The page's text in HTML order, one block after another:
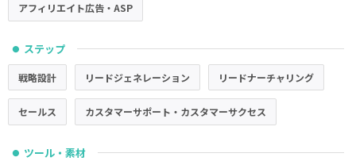
アフィリエイト広告・ASP
● ステップ
戦略設計 リードジェネレーション リードナーチャリング
セールス カスタマーサポート・カスタマーサクセス
● ツール・素材